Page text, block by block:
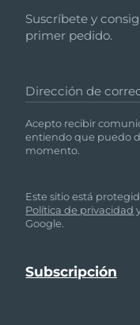
Suscríbete y
primer pedido.
Dirección de
Acepto recibir
entiendo que puedo
momento.
Este sitio está
Política de privacidad
Google.